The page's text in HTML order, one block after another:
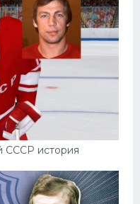
СССР история